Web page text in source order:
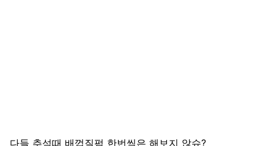
다들 추석때 배껍질펌 한번씩은 해보지 않슈?